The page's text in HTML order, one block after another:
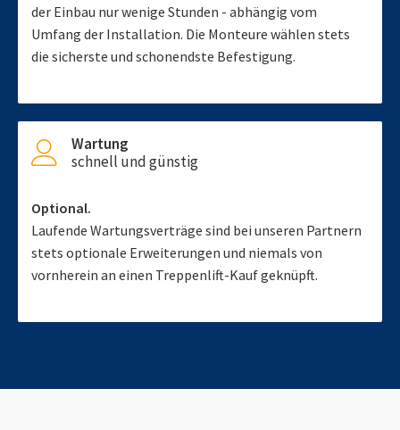
der Einbau nur wenige Stunden - abhängig vom
Umfang der Installation. Die Monteure wählen stets
die sicherste und schonendste Befestigung.
Wartung
schnell und günstig
Optional.
Laufende Wartungsverträge sind bei unseren Partnern
stets optionale Erweiterungen und niemals von
vornherein an einen Treppenlift-Kauf geknüpft.